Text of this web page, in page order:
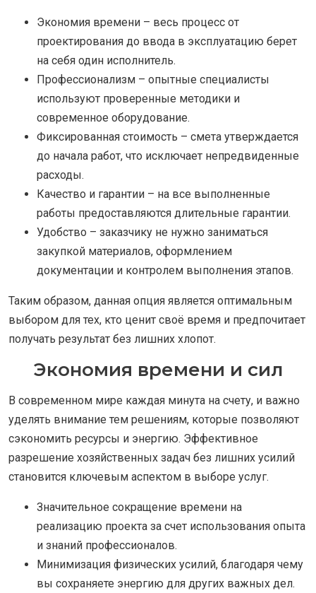
Экономия времени – весь процесс от
проектирования до ввода в эксплуатацию берет
на себя один исполнитель.
Профессионализм – опытные специалисты
используют проверенные методики и
современное оборудование.
Фиксированная стоимость – смета утверждается
до начала работ, что исключает непредвиденные
расходы.
Качество и гарантии – на все выполненные
работы предоставляются длительные гарантии.
Удобство – заказчику не нужно заниматься
закупкой материалов, оформлением
документации и контролем выполнения этапов.
Таким образом, данная опция является оптимальным
выбором для тех, кто ценит своё время и предпочитает
получать результат без лишних хлопот.
Экономия времени и сил
В современном мире каждая минута на счету, и важно
уделять внимание тем решениям, которые позволяют
сэкономить ресурсы и энергию. Эффективное
разрешение хозяйственных задач без лишних усилий
становится ключевым аспектом в выборе услуг.
Значительное сокращение времени на
реализацию проекта за счет использования опыта
и знаний профессионалов.
Минимизация физических усилий, благодаря чему
вы сохраняете энергию для других важных дел.